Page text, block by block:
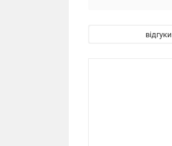
відгуки